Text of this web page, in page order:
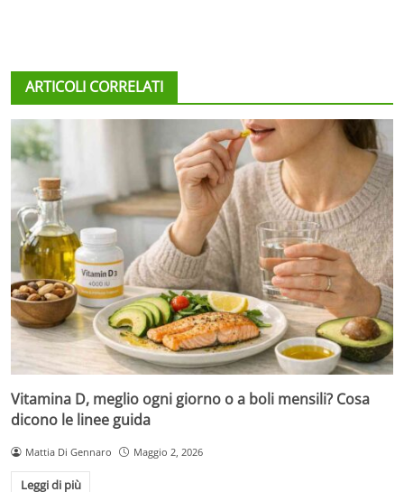
ARTICOLI CORRELATI
Vitamina D, meglio ogni giorno o a boli mensili? Cosa
dicono le linee guida
Mattia Di Gennaro Maggio 2, 2026
Leggi di più